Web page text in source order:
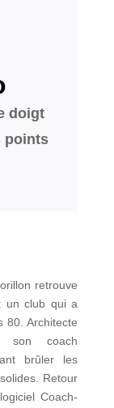
doigt
points
retrouve
un club qui a
80. Architecte
son coach
brûler les
Retour
Coach-